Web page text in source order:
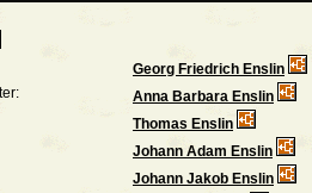
Georg Friedrich Enslin
Anna Barbara Enslin
Thomas Enslin
Johann Adam Enslin
Johann Jakob Enslin